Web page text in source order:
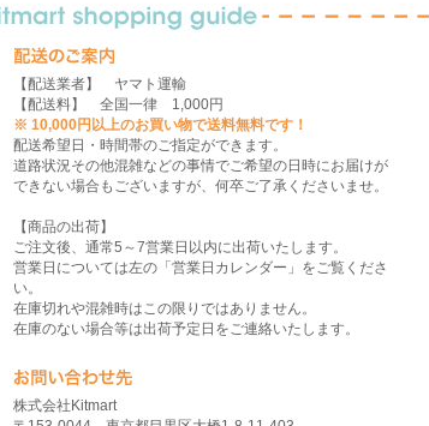
【配送業者】 ヤマト運輸
【配送料】 全国一律 1,000円
※ 10,000円以上のお買い物で送料無料です！
配送希望日・時間帯のご指定ができます。
道路状況その他混雑などの事情でご希望の日時にお届けが
できない場合もございますが、何卒ご了承くださいませ。
【商品の出荷】
ご注文後、通常5～7営業日以内に出荷いたします。
営業日については左の「営業日カレンダー」をご覧くださ
い。
在庫切れや混雑時はこの限りではありません。
在庫のない場合等は出荷予定日をご連絡いたします。
株式会社Kitmart